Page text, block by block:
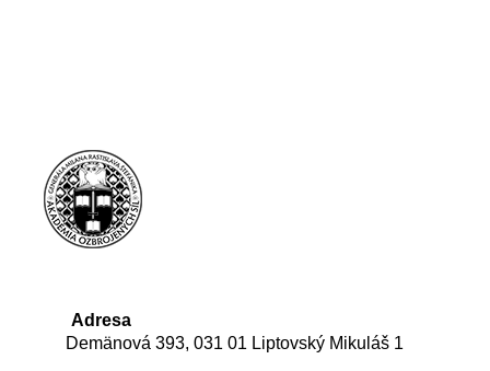
Adresa
Demänová 393, 031 01 Liptovský Mikuláš 1